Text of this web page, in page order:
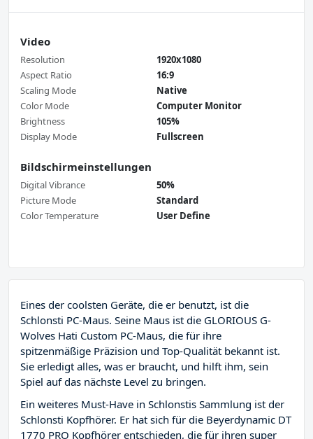
Video
Resolution
1920x1080
Aspect Ratio
16:9
Scaling Mode
Native
Color Mode
Computer Monitor
Brightness
105%
Display Mode
Fullscreen
Bildschirmeinstellungen
Digital Vibrance
50%
Picture Mode
Standard
Color Temperature
User Define
Eines der coolsten Geräte, die er benutzt, ist die
Schlonsti PC-Maus. Seine Maus ist die GLORIOUS G-
Wolves Hati Custom PC-Maus, die für ihre
spitzenmäßige Präzision und Top-Qualität bekannt ist.
Sie erledigt alles, was er braucht, und hilft ihm, sein
Spiel auf das nächste Level zu bringen.
Ein weiteres Must-Have in Schlonstis Sammlung ist der
Schlonsti Kopfhörer. Er hat sich für die Beyerdynamic DT
1770 PRO Kopfhörer entschieden, die für ihren super